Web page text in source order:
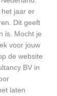
het jaar er
Dit geeft
is. Mocht je
voor jouw
de website
BV in
laten